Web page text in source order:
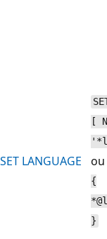
SET LANGUAGE
[
ou
{
}